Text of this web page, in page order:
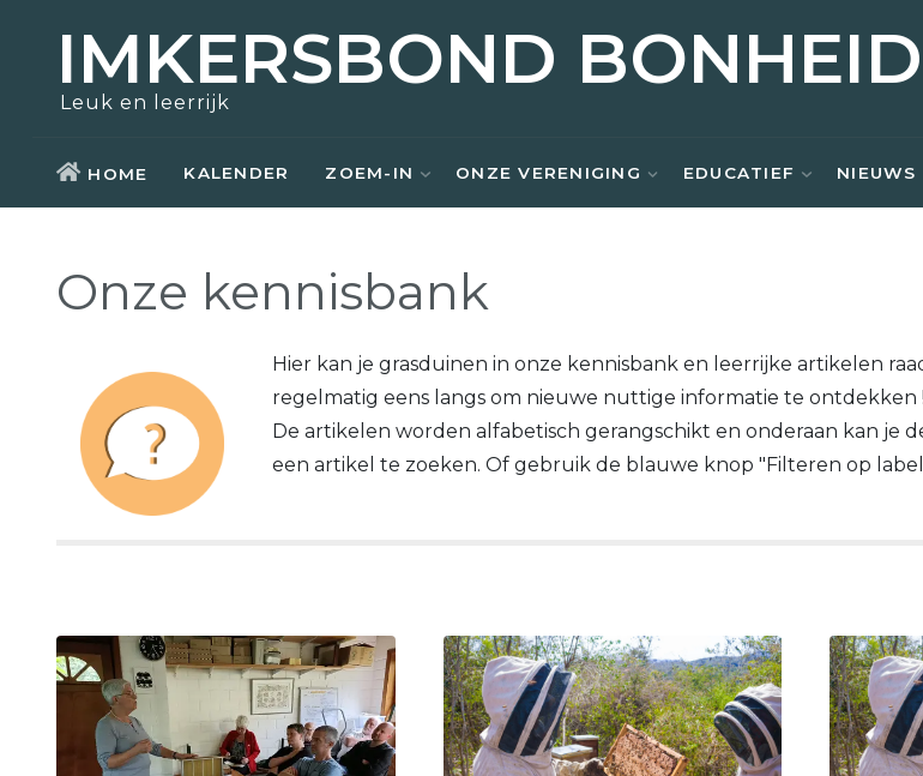
IMKERSBOND
Leuk en leerrijk
HOME KALENDER ZOEM-IN ONZE VERENIGING EDUCATIEF NIEUWS
Onze kennisbank
Hier kan je grasduinen in onze kennisbank en leerrijke artikelen
regelmatig eens langs om nieuwe nuttige informatie te ontdekken !
De artikelen worden alfabetisch gerangschikt en onderaan kan je
een artikel te zoeken. Of gebruik de blauwe knop "Filteren op
Zoem-In
Zwermen scheppen
Lid worden
Over ons
Kerntaken
Lid worden
Opleidingen
Links
Actueel